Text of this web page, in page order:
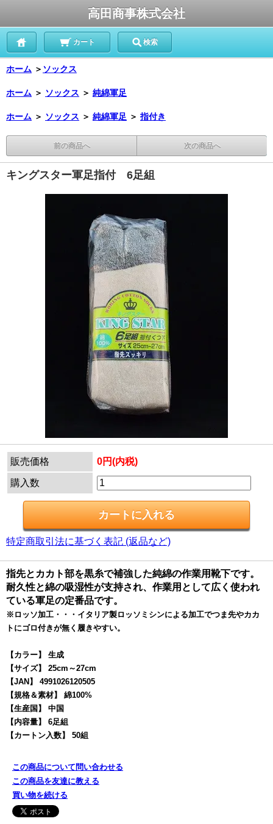
高田商事株式会社
カート 検索
ホーム ＞ ソックス
ホーム ＞ ソックス ＞ 純綿軍足
ホーム ＞ ソックス ＞ 純綿軍足 ＞ 指付き
前の商品へ 次の商品へ
キングスター軍足指付 6足組
販売価格 0円(内税)
購入数
特定商取引法に基づく表記 (返品など)
指先とカカト部を黒糸で補強した純綿の作業用靴下です。
耐久性と綿の吸湿性が支持され、作業用として広く使われ
ている軍足の定番品です。
※ロッソ加工・・・イタリア製ロッソミシンによる加工でつま先やカカ
トにゴロ付きが無く履きやすい。
【カラー】 生成
【サイズ】 25cm～27cm
【JAN】 4991026120505
【規格＆素材】 綿100%
【生産国】 中国
【内容量】 6足組
【カートン入数】 50組
この商品について問い合わせる
この商品を友達に教える
買い物を続ける